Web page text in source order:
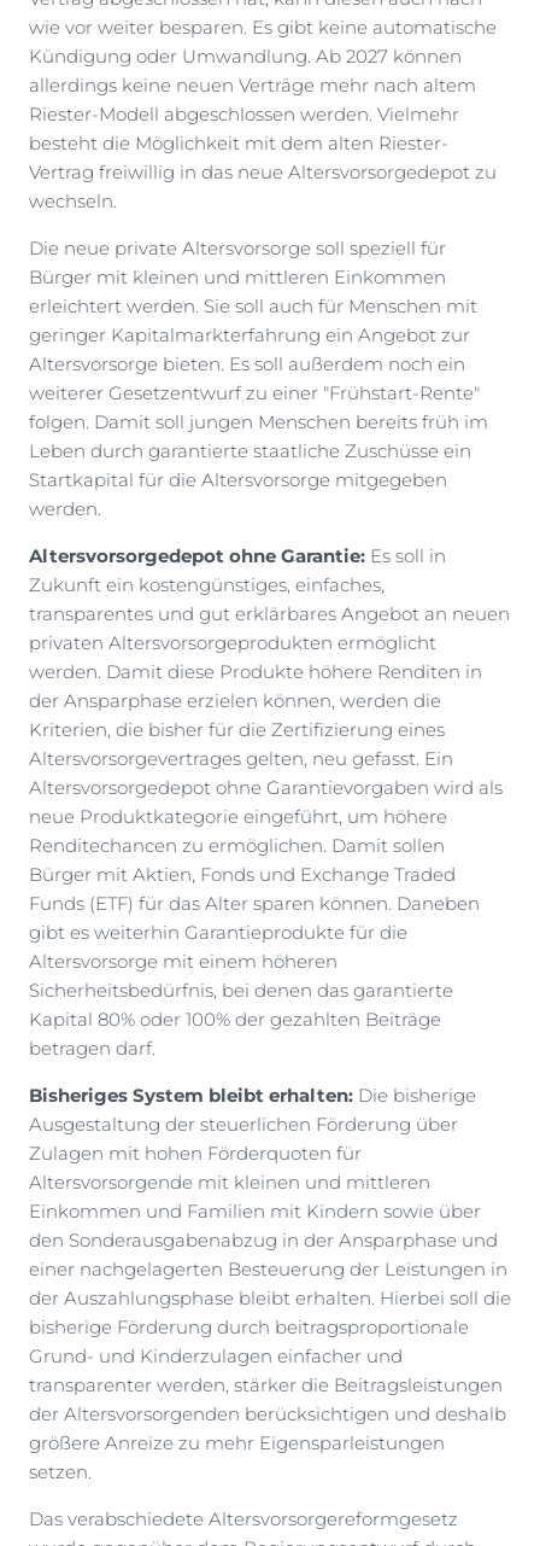
wie vor weiter besparen. Es gibt keine automatische
Kündigung oder Umwandlung. Ab 2027 können
allerdings keine neuen Verträge mehr nach altem
Riester-Modell abgeschlossen werden. Vielmehr
besteht die Möglichkeit mit dem alten Riester-
Vertrag freiwillig in das neue Altersvorsorgedepot zu
wechseln.
Die neue private Altersvorsorge soll speziell für
Bürger mit kleinen und mittleren Einkommen
erleichtert werden. Sie soll auch für Menschen mit
geringer Kapitalmarkterfahrung ein Angebot zur
Altersvorsorge bieten. Es soll außerdem noch ein
weiterer Gesetzentwurf zu einer "Frühstart-Rente"
folgen. Damit soll jungen Menschen bereits früh im
Leben durch garantierte staatliche Zuschüsse ein
Startkapital für die Altersvorsorge mitgegeben
werden.
Altersvorsorgedepot ohne Garantie: Es soll in
Zukunft ein kostengünstiges, einfaches,
transparentes und gut erklärbares Angebot an neuen
privaten Altersvorsorgeprodukten ermöglicht
werden. Damit diese Produkte höhere Renditen in
der Ansparphase erzielen können, werden die
Kriterien, die bisher für die Zertifizierung eines
Altersvorsorgevertrages gelten, neu gefasst. Ein
Altersvorsorgedepot ohne Garantievorgaben wird als
neue Produktkategorie eingeführt, um höhere
Renditechancen zu ermöglichen. Damit sollen
Bürger mit Aktien, Fonds und Exchange Traded
Funds (ETF) für das Alter sparen können. Daneben
gibt es weiterhin Garantieprodukte für die
Altersvorsorge mit einem höheren
Sicherheitsbedürfnis, bei denen das garantierte
Kapital 80% oder 100% der gezahlten Beiträge
betragen darf.
Bisheriges System bleibt erhalten: Die bisherige
Ausgestaltung der steuerlichen Förderung über
Zulagen mit hohen Förderquoten für
Altersvorsorgende mit kleinen und mittleren
Einkommen und Familien mit Kindern sowie über
den Sonderausgabenabzug in der Ansparphase und
einer nachgelagerten Besteuerung der Leistungen in
der Auszahlungsphase bleibt erhalten. Hierbei soll die
bisherige Förderung durch beitragsproportionale
Grund- und Kinderzulagen einfacher und
transparenter werden, stärker die Beitragsleistungen
der Altersvorsorgenden berücksichtigen und deshalb
größere Anreize zu mehr Eigensparleistungen
setzen.
Das verabschiedete Altersvorsorgereformgesetz